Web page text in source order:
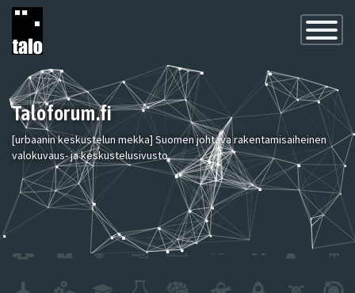
Toggle
Taloforum.fi
[urbaanin keskustelun mekka] Suomen johtava rakentamisaiheinen
valokuvaus- ja keskustelusivusto.